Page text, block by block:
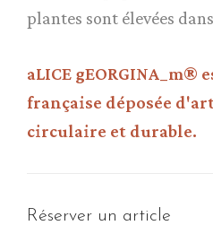
plantes sont élevées
aLICE gEORGINA_m®
française déposée
circulaire et durable.
Réserver un article